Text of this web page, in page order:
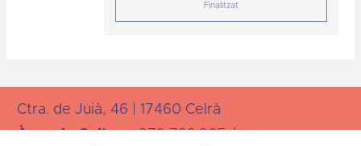
Finalitzat
Ctra. de Juià, 46 | 17460 Celrà
Àrea deCultura:872 723 265 /